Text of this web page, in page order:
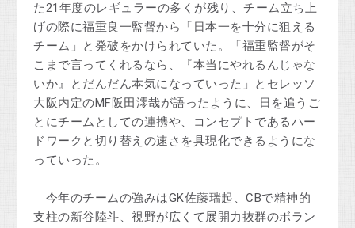
た21年度のレギュラーの多くが残り、チーム立ち上
げの際に福重良一監督から「日本一を十分に狙える
チーム」と発破をかけられていた。「福重監督がそ
こまで言ってくれるなら、『本当にやれるんじゃな
いか』とだんだん本気になっていった」とセレッソ
大阪内定のMF阪田澪哉が語ったように、日を追うご
とにチームとしての連携や、コンセプトであるハー
ドワークと切り替えの速さを具現化できるようにな
っていった。
今年のチームの強みはGK佐藤瑞起、CBで精神的
支柱の新谷陸斗、視野が広くて展開力抜群のボラン